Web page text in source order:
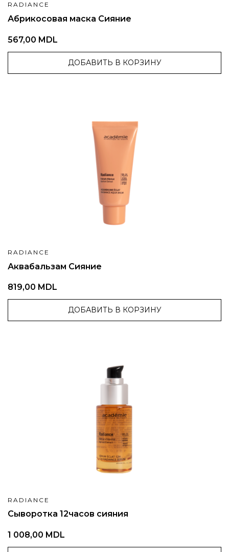
RADIANCE
Абрикосовая маска Сияние
567,00 MDL
ДОБАВИТЬ В КОРЗИНУ
RADIANCE
Аквабальзам Сияние
819,00 MDL
ДОБАВИТЬ В КОРЗИНУ
RADIANCE
Сыворотка 12часов сияния
1 008,00 MDL